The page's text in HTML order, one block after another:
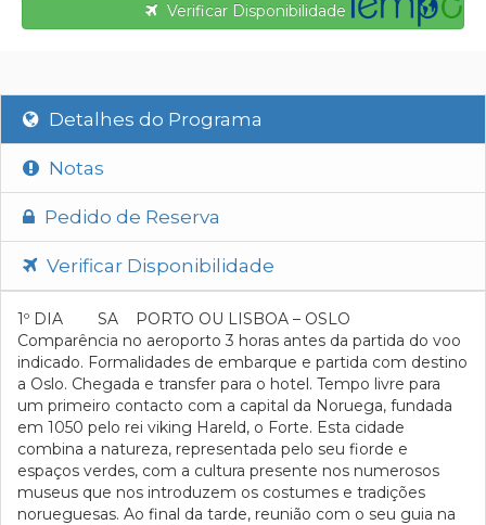
Verificar Disponibilidade
Detalhes do Programa
Notas
Pedido de Reserva
Verificar Disponibilidade
1º DIA SA PORTO OU LISBOA – OSLO
Comparência no aeroporto 3 horas antes da partida do voo
indicado. Formalidades de embarque e partida com destino
a Oslo. Chegada e transfer para o hotel. Tempo livre para
um primeiro contacto com a capital da Noruega, fundada
em 1050 pelo rei viking Hareld, o Forte. Esta cidade
combina a natureza, representada pelo seu fiorde e
espaços verdes, com a cultura presente nos numerosos
museus que nos introduzem os costumes e tradições
norueguesas. Ao final da tarde, reunião com o seu guia na